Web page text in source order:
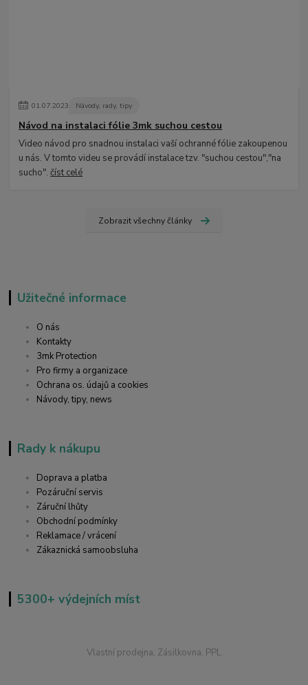
01.07.2023 Návody, rady, tipy
Návod na instalaci fólie 3mk suchou cestou
Video návod pro snadnou instalaci vaší ochranné fólie zakoupenou
u nás. V tomto videu se provádí instalace tzv. "suchou cestou","na
sucho".číst celé
Zobrazit všechny články
Užitečné informace
O nás
Kontakty
3mk Protection
Pro firmy a organizace
Ochrana os. údajů a cookies
Návody, tipy, news
Rady k nákupu
Doprava a platba
Pozáruční servis
Záruční lhůty
Obchodní podmínky
Reklamace / vrácení
Zákaznická samoobsluha
5300+ výdejních míst
Vlastní prodejna, Zásilkovna, PPL